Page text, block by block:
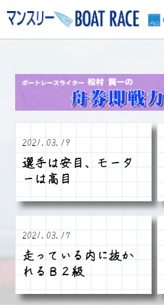
2021.03.19
選手は安目、モータ
ーは高目
2021.03.17
走っている内に抜か
れるＢ２級